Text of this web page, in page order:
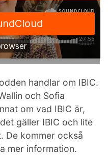
handlar om IBIC.
och Sofia
om vad IBIC är,
gäller IBIC och lite
De kommer också
mer information.